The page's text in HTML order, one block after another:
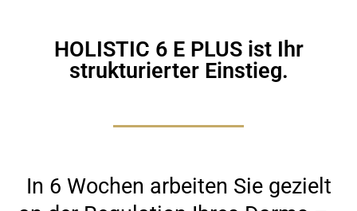
HOLISTIC 6 E PLUS ist Ihr
strukturierter Einstieg.
In 6 Wochen arbeiten Sie gezielt